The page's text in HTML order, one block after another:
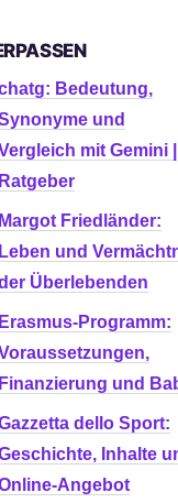
Bedeutung,
und
mit Gemini |
Ratgeber
Margot Friedländer:
Leben und
Überlebenden
Erasmus-Programm:
Finanzierung und
dello Sport:
Inhalte
Angebot